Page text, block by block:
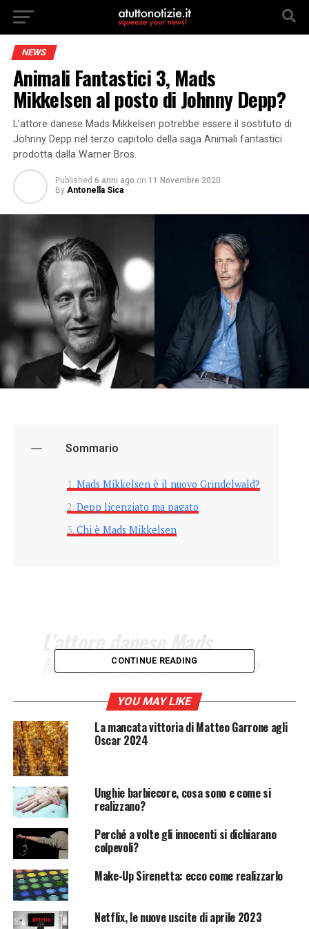
NEWS
Animali Fantastici 3, Mads
Mikkelsen al posto di Johnny Depp?
L’attore danese Mads Mikkelsen potrebbe essere il sostituto di
Johnny Depp nel terzo capitolo della saga Animali fantastici
prodotta dalla Warner Bros.
Published 6 anni ago on 11 Novembre 2020
By Antonella Sica
Sommario
Mads Mikkelsen è il nuovo Grindelwald?
Depp licenziato ma pagato
Chi è Mads Mikkelsen
L’attore danese Mads
Mikkelsen potrebbe essere
il sostituto di Johnny Depp
nel terzo capitolo della
saga prodotta da Warner
Bros.
Mads Mikkelsen è il nuovo Grindelwald?
Dopo averlicenziato Johnny Depp
giudiziarie che lo vedono coinvolto, laWarner Brosè
alla ricerca di un sostituto che interpreti il ruolo
dell’oscuro magoGrindelwaldin “Animali Fantastici 3”.
In pole position ci sarebbe l’attore danese
Mikkelsen.
CONTINUE READING
YOU MAY LIKE
La mancata vittoria di Matteo Garrone agli
Oscar 2024
Unghie barbiecore, cosa sono e come si
realizzano?
Perché a volte gli innocenti si dichiarano
colpevoli?
Make-Up Sirenetta: ecco come realizzarlo
Netflix, le nuove uscite di aprile 2023